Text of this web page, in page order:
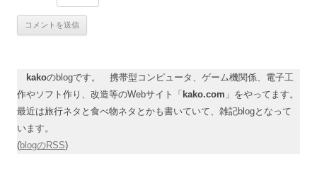
kakoのblogです。 携帯型コンピュータ、ゲーム機関係、電子工
作やソフト作り、改造等のWebサイト「 kako.com 」をやってます。
最近は旅行ネタと食べ物ネタとかも書いていて、雑記blogとなって
います。
(blogのRSS)